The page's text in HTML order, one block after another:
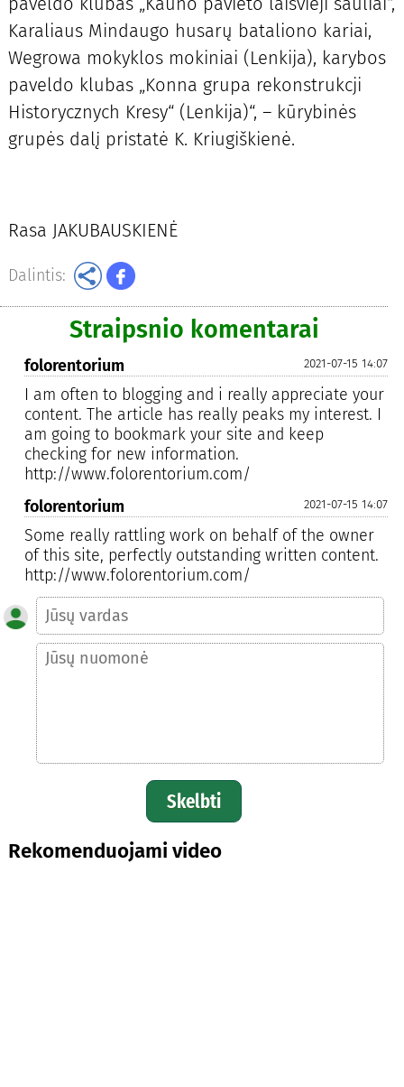
Karaliaus Mindaugo husarų bataliono kariai,
Wegrowa mokyklos mokiniai (Lenkija), karybos
paveldo klubas „Konna grupa rekonstrukcji
Historycznych Kresy“ (Lenkija)“, – kūrybinės
grupės dalį pristatė K. Kriugiškienė.
Rasa JAKUBAUSKIENĖ
Dalintis:
Straipsnio komentarai
2021-07-15 14:07
folorentorium
I am often to blogging and i really appreciate your
content. The article has really peaks my interest. I
am going to bookmark your site and keep
checking for new information.
http://www.folorentorium.com/
2021-07-15 14:07
folorentorium
Some really rattling work on behalf of the owner
of this site, perfectly outstanding written content.
http://www.folorentorium.com/
Skelbti
Rekomenduojami video